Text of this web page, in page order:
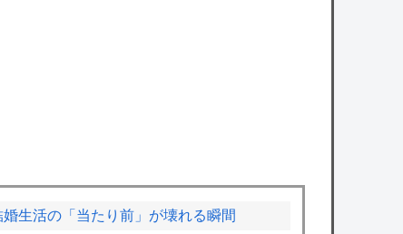
婚生活の「当たり前」が壊れる瞬間